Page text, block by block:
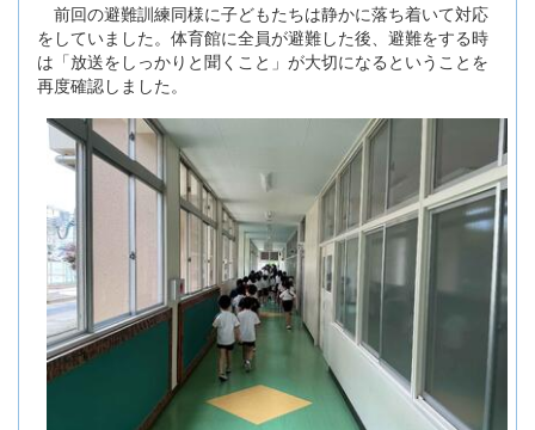
前回の避難訓練同様に子どもたちは静かに落ち着いて対応
をしていました。体育館に全員が避難した後、避難をする時
は「放送をしっかりと聞くこと」が大切になるということを
再度確認しました。